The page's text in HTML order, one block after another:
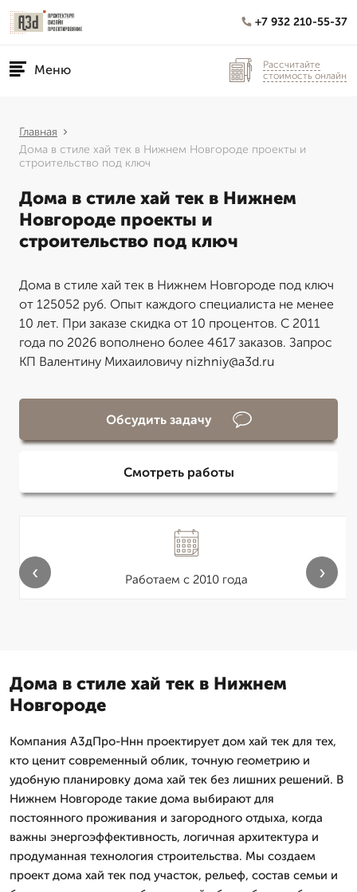
+7 932 210-55-37
Меню
Рассчитайте
стоимость онлайн
Главная
Дома в стиле хай тек в Нижнем Новгороде проекты и
строительство под ключ
Дома в стиле хай тек в Нижнем
Новгороде проекты и
строительство под ключ
Дома в стиле хай тек в Нижнем Новгороде под ключ
от 125052 руб. Опыт каждого специалиста не менее
10 лет. При заказе скидка от 10 процентов. С 2011
года по 2026 вополнено более 4617 заказов. Запрос
КП Валентину Михаиловичу nizhniy@a3d.ru
Обсудить задачу
Смотреть работы
Работаем с 2010 года
‹ ›
Дома в стиле хай тек в Нижнем
Новгороде
Компания А3дПро-Ннн проектирует дом хай тек для тех,
кто ценит современный облик, точную геометрию и
удобную планировку дома хай тек без лишних решений. В
Нижнем Новгороде такие дома выбирают для
постоянного проживания и загородного отдыха, когда
важны энергоэффективность, логичная архитектура и
продуманная технология строительства. Мы создаем
проект дома хай тек под участок, рельеф, состав семьи и